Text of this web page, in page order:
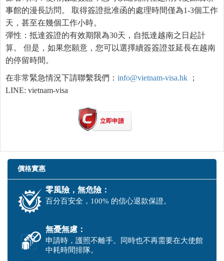
事館的漫長訪問。 取得簽證批准函的處理時間僅為1-3個工作
天，甚至在幾個工作小時。
彈性：抵達簽證的有效期限為30天，自抵達越南之日起計
算。 但是，如果您願意，您可以選擇續簽簽證並延長在越南
的停留時間。
在非常緊急情況下請聯繫我們： info@vietnam-visa.hk ；
LINE: vietnam-visa
立即申請
價格實惠
零風險，無危險：
百分百安全，100% 的信心退款保證。
無憂無慮：
申請時，護照不離手。同時也不再需要在大使館
中耗時間排隊。